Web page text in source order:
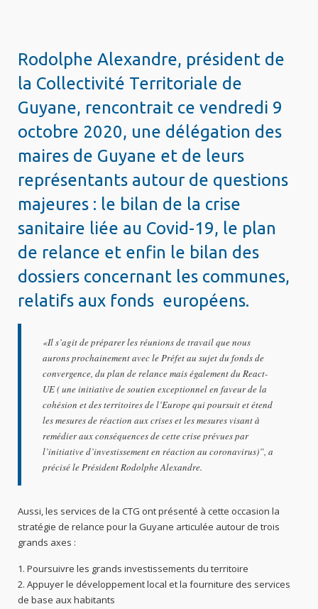
Rodolphe Alexandre, président de
la Collectivité Territoriale de
Guyane, rencontrait ce vendredi 9
octobre 2020, une délégation des
maires de Guyane et de leurs
représentants autour de questions
majeures : le bilan de la crise
sanitaire liée au Covid-19, le plan
de relance et enfin le bilan des
dossiers concernant les communes,
relatifs aux fonds européens.
«Il s’agit de préparer les réunions de travail que nous
aurons prochainement avec le Préfet au sujet du fonds de
convergence, du plan de relance mais également du React-
UE ( une initiative de soutien exceptionnel en faveur de la
cohésion et des territoires de l’Europe qui poursuit et étend
les mesures de réaction aux crises et les mesures visant à
remédier aux conséquences de cette crise prévues par
l’initiative d’investissement en réaction au coronavirus)”, a
précisé le Président Rodolphe Alexandre.
Aussi, les services de la CTG ont présenté à cette occasion la
stratégie de relance pour la Guyane articulée autour de trois
grands axes :
Poursuivre les grands investissements du territoire
Appuyer le développement local et la fourniture des services
de base aux habitants